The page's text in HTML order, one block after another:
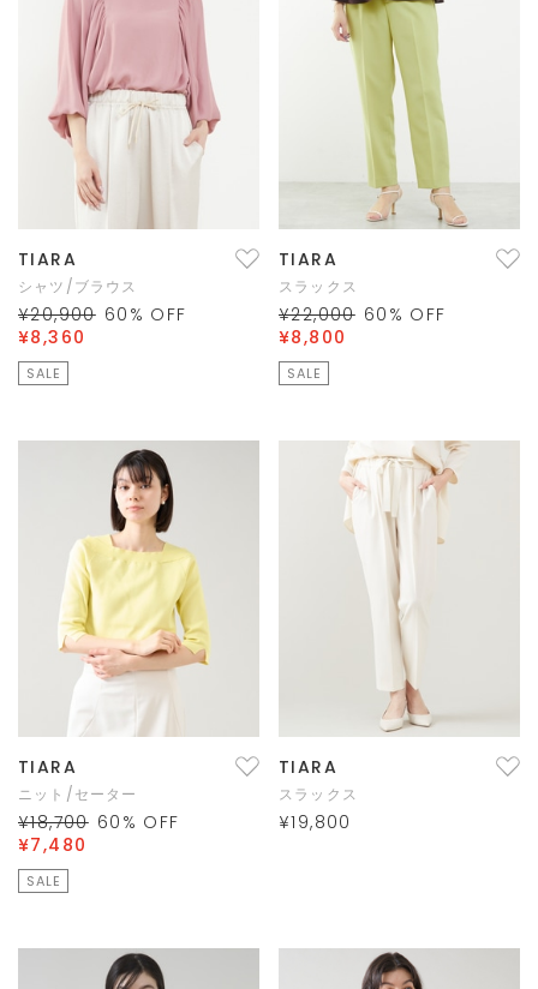
TIARA
シャツ/ブラウス
¥20,900 60 % OFF
¥8,360
SALE
TIARA
スラックス
¥22,000 60 % OFF
¥8,800
SALE
TIARA
ニット/セーター
¥18,700 60 % OFF
¥7,480
SALE
TIARA
スラックス
¥19,800